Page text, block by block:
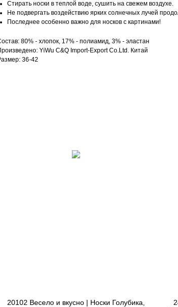
Стирать носки в теплой воде, сушить на свежем воздухе.
Не подвергать воздействию ярких солнечных лучей
Последнее особенно важно для носков с картинами!
80% - хлопок, 17% - полиамид, 3% - эластан
YiWu C&Q Import-Export Co.Ltd. Китай
36-42
20102 Весело и вкусно | Носки Голубика,